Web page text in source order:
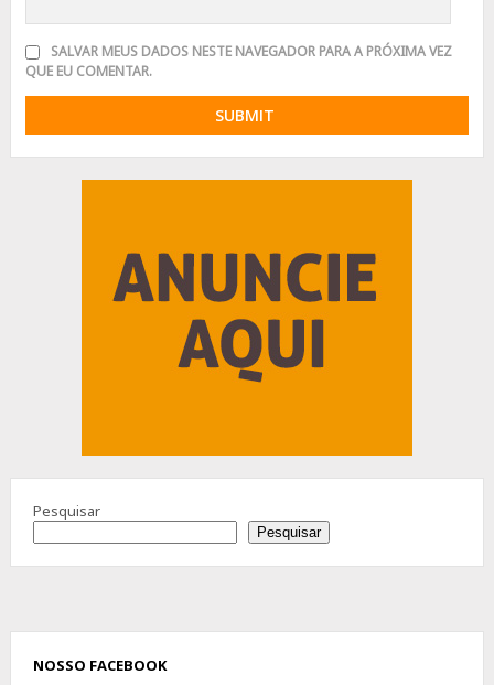
SALVAR MEUS DADOS NESTE NAVEGADOR PARA A PRÓXIMA VEZ
QUE EU COMENTAR.
Pesquisar
Pesquisar
NOSSO FACEBOOK